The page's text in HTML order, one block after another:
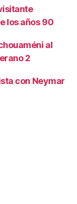
los años 90
al
2
con Neymar